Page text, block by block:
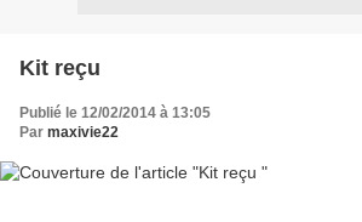
Kit reçu
Publié le 12/02/2014 à 13:05
Par maxivie22